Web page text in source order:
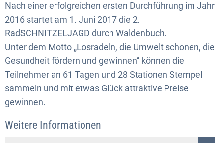
Nach einer erfolgreichen ersten Durchführung im Jahr
2016 startet am 1. Juni 2017 die 2.
RadSCHNITZELJAGD durch Waldenbuch.
Unter dem Motto „Losradeln, die Umwelt schonen, die
Gesundheit fördern und gewinnen“ können die
Teilnehmer an 61 Tagen und 28 Stationen Stempel
sammeln und mit etwas Glück attraktive Preise
gewinnen.
Weitere Informationen